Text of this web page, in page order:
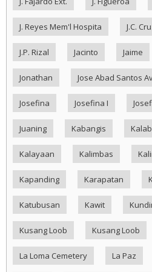
J. Reyes Mem'l Hospita J.C.
J.P. Rizal Jacinto Jaime
Jonathan Jose Abad Santos
Josefina Josefina I
Juaning Kabangis
Kalayaan Kalimbas
Kapanding Karapatan
Katubusan Kawit
Kusang Loob Kusang Loob
La Loma Cemetery La Paz